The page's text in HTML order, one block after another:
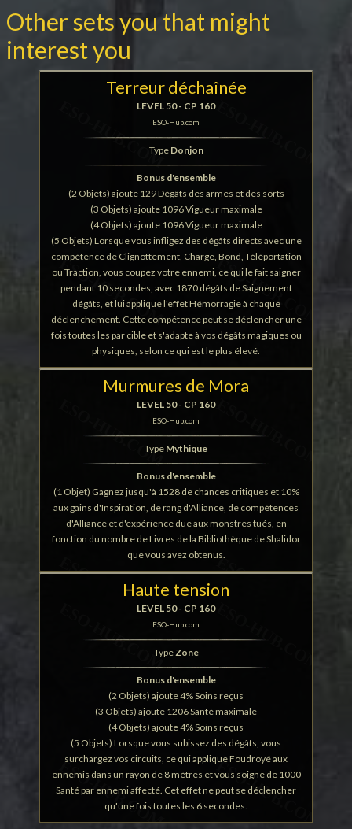
Other sets you that might
interest you
Terreur déchaînée
LEVEL 50 - CP 160
ESO-Hub.com
Type Donjon
Bonus d'ensemble
(2 Objets) ajoute 129 Dégâts des armes et des sorts
(3 Objets) ajoute 1096 Vigueur maximale
(4 Objets) ajoute 1096 Vigueur maximale
(5 Objets) Lorsque vous infligez des dégâts directs avec une
compétence de Clignottement, Charge, Bond, Téléportation
ou Traction, vous coupez votre ennemi, ce qui le fait saigner
pendant 10 secondes, avec 1870 dégâts de Saignement
dégâts, et lui applique l'effet Hémorragie à chaque
déclenchement. Cette compétence peut se déclencher une
fois toutes les par cible et s'adapte à vos dégâts magiques ou
physiques, selon ce qui est le plus élevé.
Murmures de Mora
LEVEL 50 - CP 160
ESO-Hub.com
Type Mythique
Bonus d'ensemble
(1 Objet) Gagnez jusqu'à 1528 de chances critiques et 10%
aux gains d'Inspiration, de rang d'Alliance, de compétences
d'Alliance et d'expérience due aux monstres tués, en
fonction du nombre de Livres de la Bibliothèque de Shalidor
que vous avez obtenus.
Haute tension
LEVEL 50 - CP 160
ESO-Hub.com
TypeZone
Bonus d'ensemble
(2 Objets) ajoute 4% Soins reçus
(3 Objets) ajoute 1206 Santé maximale
(4 Objets) ajoute 4% Soins reçus
(5 Objets) Lorsque vous subissez des dégâts, vous
surchargez vos circuits, ce qui applique Foudroyé aux
ennemis dans un rayon de 8 mètres et vous soigne de 1000
Santé par ennemi affecté. Cet effet ne peut se déclencher
qu'une fois toutes les 6 secondes.